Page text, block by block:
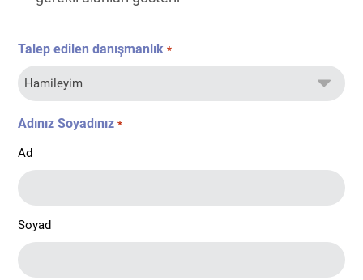
Talep edilen danışmanlık *
Adınız Soyadınız *
Ad
Soyad